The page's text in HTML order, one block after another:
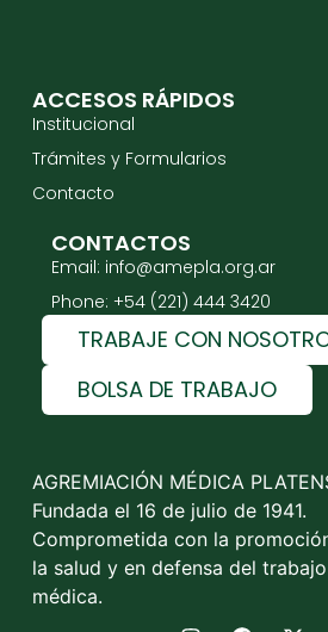
AGREMIACIÓN MÉDICA
Fundada el 16 de julio de 1941.
Comprometida con la
la salud y en defensa del
médica.
ACCESOS RÁPIDOS
Institucional
Trámites y Formularios
Contacto
CONTACTOS
Email: info@amepla.org.ar
Phone: +54 (221) 444 3420
TRABAJE CON
BOLSA DE TRABAJO